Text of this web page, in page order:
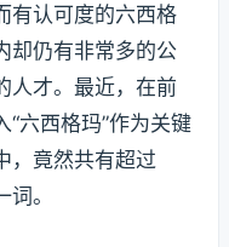
有认可度的六西格
却仍有非常多的公
人才。最近，在前
六西格玛”作为关键
，竟然共有超过
词。